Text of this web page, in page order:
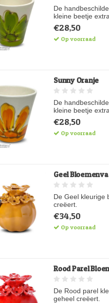
De
kleine beetje
€28,50
Op voorraad
Sunny Oranje
De
kleine beetje
€28,50
Op voorraad
Geel
De Geel kleurige
creëert.
€34,50
Op voorraad
Rood Parel
De Rood parel
geheel creëert.